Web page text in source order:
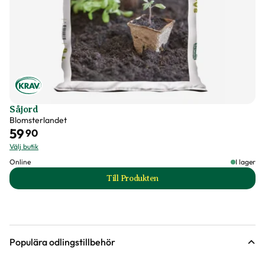
Såjord
Blomsterlandet
5990
Välj butik
Online
I lager
Till Produkten
till Såjord produktsida
Populära odlingstillbehör